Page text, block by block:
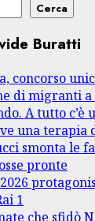
Cerca
Buratti
concorso
di migranti
A tutto c’è
una terapia
smonta le
pronte
1
che sfidò